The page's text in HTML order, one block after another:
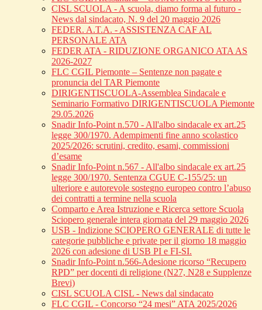
CISL SCUOLA - A scuola, diamo forma al futuro -
News dal sindacato, N. 9 del 20 maggio 2026
FEDER. A.T.A. - ASSISTENZA CAF AL
PERSONALE ATA
FEDER ATA - RIDUZIONE ORGANICO ATA AS
2026-2027
FLC CGIL Piemonte – Sentenze non pagate e
pronuncia del TAR Piemonte
DIRIGENTISCUOLA-Assemblea Sindacale e
Seminario Formativo DIRIGENTISCUOLA Piemonte
29.05.2026
Snadir Info-Point n.570 - All'albo sindacale ex art.25
legge 300/1970. Adempimenti fine anno scolastico
2025/2026: scrutini, credito, esami, commissioni
d’esame
Snadir Info-Point n.567 - All'albo sindacale ex art.25
legge 300/1970. Sentenza CGUE C‑155/25: un
ulteriore e autorevole sostegno europeo contro l’abuso
dei contratti a termine nella scuola
Comparto e Area Istruzione e Ricerca settore Scuola
Sciopero generale intera giornata del 29 maggio 2026
USB - Indizione SCIOPERO GENERALE di tutte le
categorie pubbliche e private per il giorno 18 maggio
2026 con adesione di USB PI e FI-SI.
Snadir Info-Point n.566-Adesione ricorso “Recupero
RPD” per docenti di religione (N27, N28 e Supplenze
Brevi)
CISL SCUOLA CISL - News dal sindacato
FLC CGIL - Concorso “24 mesi” ATA 2025/2026